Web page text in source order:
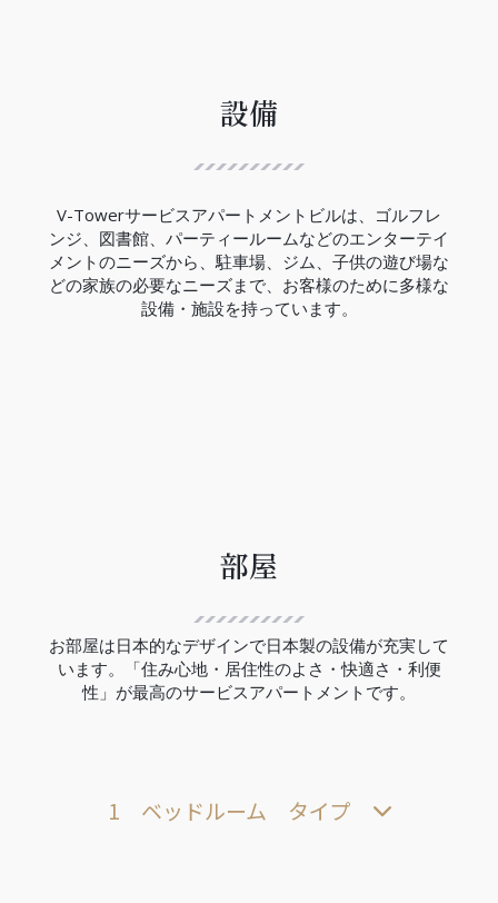
V-Towerの近くにはCauGiay駅があり、3号線の完
設備
V-Towerサービスアパートメントビルは、ゴルフレ
ンジ、図書館、パーティールームなどのエンターテイ
メントのニーズから、駐車場、ジム、子供の遊び場な
どの家族の必要なニーズまで、お客様のために多様な
設備・施設を持っています。
部屋
お部屋は日本的なデザインで日本製の設備が充実して
います。「住み心地・居住性のよさ・快適さ・利便
性」が最高のサービスアパートメントです。
1 ベッドルーム タイプ